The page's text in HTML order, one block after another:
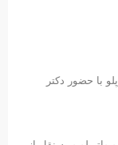
با حضور دکتر